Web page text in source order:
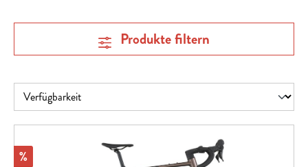
Produkte filtern
Rabatt
%